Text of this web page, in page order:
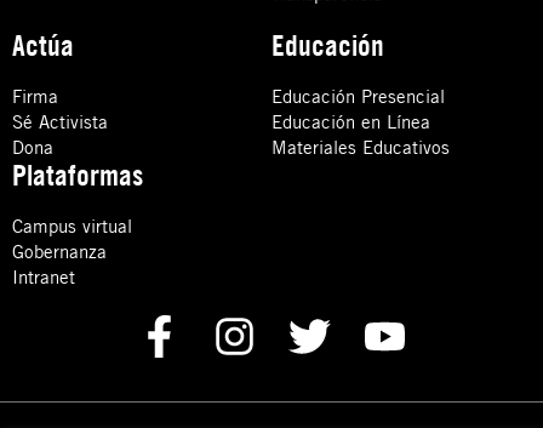
Actúa
Firma
Sé Activista
Dona
Educación
Educación Presencial
Educación en Línea
Materiales Educativos
Plataformas
Campus virtual
Gobernanza
Intranet